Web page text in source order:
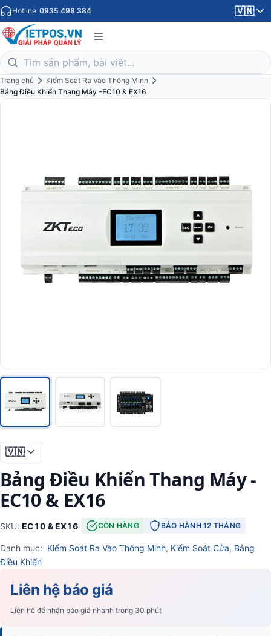
Hotline 0935 498 384 🇻🇳
Trang chủ
Kiểm Soát Ra Vào Thông Minh
Bảng Điều Khiển Thang Máy -EC10 & EX16
🇻🇳
Bảng Điều Khiển Thang Máy -
EC10 & EX16
SKU: EC10 & EX16· CÒN HÀNG BẢO HÀNH 12 THÁNG
Danh mục: Kiểm Soát Ra Vào Thông Minh, Kiểm Soát Cửa, Bảng
Điều Khiển
Liên hệ báo giá
Liên hệ để nhận báo giá nhanh trong 30 phút